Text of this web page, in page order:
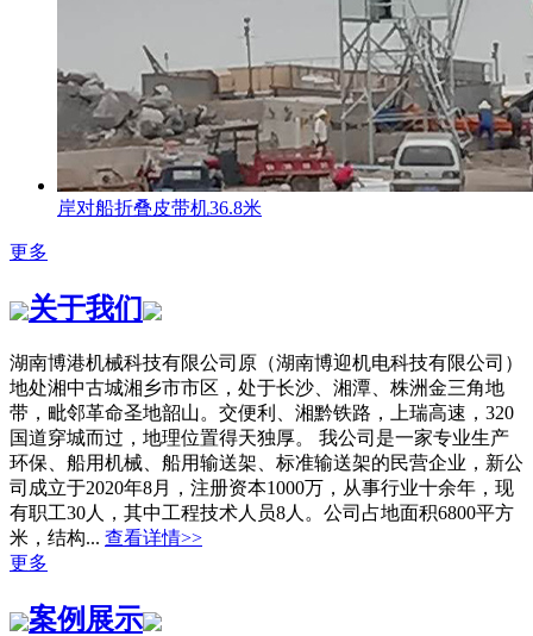
岸对船折叠皮带机36.8米
更多
关于我们
湖南博港机械科技有限公司原（湖南博迎机电科技有限公司）
地处湘中古城湘乡市市区，处于长沙、湘潭、株洲金三角地
带，毗邻革命圣地韶山。交便利、湘黔铁路，上瑞高速，320
国道穿城而过，地理位置得天独厚。 我公司是一家专业生产
环保、船用机械、船用输送架、标准输送架的民营企业，新公
司成立于2020年8月，注册资本1000万，从事行业十余年，现
有职工30人，其中工程技术人员8人。公司占地面积6800平方
米，结构... 查看详情>>
更多
案例展示